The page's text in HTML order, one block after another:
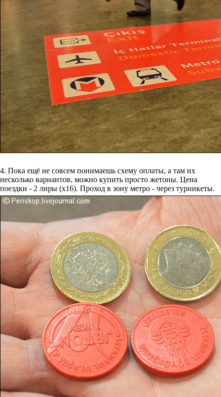
4. Пока ещё не совсем понимаешь схему оплаты, а там их
несколько вариантов, можно купить просто жетоны. Цена
поездки - 2 лиры (х16). Проход в зону метро - через турникеты.